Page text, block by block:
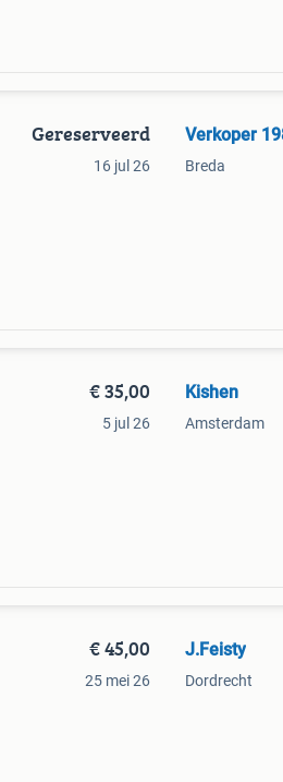
Gereserveerd
16 jul 26
Verkoper
Breda
€ 35,00
5 jul 26
Kishen
Amsterdam
€ 45,00
25 mei 26
J.Feisty
Dordrecht